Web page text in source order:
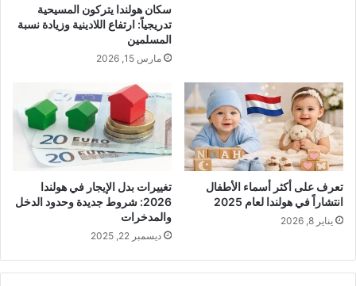
سكان هولندا يتركون المسيحية
تدريجياً: ارتفاع اللادينية وزيادة نسبة
المسلمين
مارس 15, 2026
تعرف على أكثر أسماء الأطفال
انتشاراً في هولندا لعام 2025
يناير 8, 2026
تغييرات بدل الإيجار في هولندا
2026: شروط جديدة وحدود الدخل
والمدخرات
ديسمبر 22, 2025